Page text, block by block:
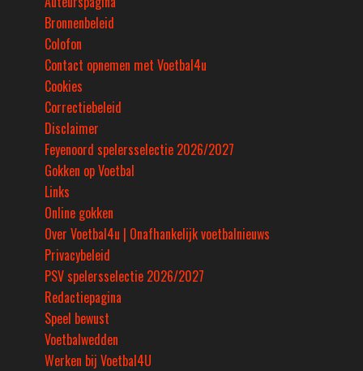
Bronnenbeleid
Colofon
Contact opnemen met Voetbal4u
Cookies
Correctiebeleid
Disclaimer
Feyenoord spelersselectie 2026/2027
Gokken op Voetbal
Links
Online gokken
Over Voetbal4u | Onafhankelijk voetbalnieuws
Privacybeleid
PSV spelersselectie 2026/2027
Redactiepagina
Speel bewust
Voetbalwedden
Werken bij Voetbal4U